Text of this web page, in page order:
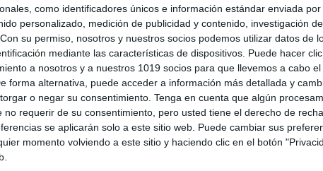
como identificadores únicos e información estándar enviada
personalizado, medición de publicidad y contenido, investigación
Con su permiso, nosotros y nuestros socios podemos utilizar datos de
mediante las características de dispositivos. Puede hacer
a nosotros y a nuestros 1019 socios para que llevemos a cabo
forma alternativa, puede acceder a información más detallada y
o negar su consentimiento. Tenga en cuenta que algún
no requerir de su consentimiento, pero usted tiene el derecho de
se aplicarán solo a este sitio web. Puede cambiar sus
momento volviendo a este sitio y haciendo clic en el botón
colorear especial
de Andalucía
es la apuesta personal de dos profesores Ginés y
son los encargados de los contenidos que encontramos
la mayor parte del tiempo, que sus tareas como docentes, y
les permite.